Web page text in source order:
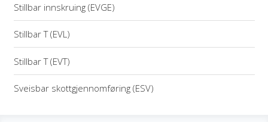
Stillbar innskruing (EVGE)
Stillbar T (EVL)
Stillbar T (EVT)
Sveisbar skottgjennomføring (ESV)